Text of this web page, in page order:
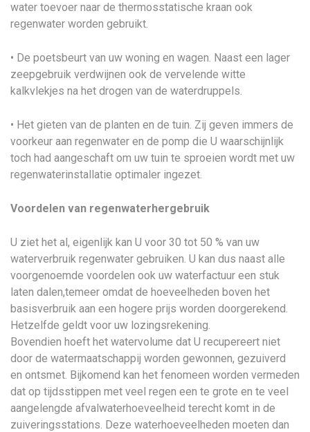
water toevoer naar de thermosstatische kraan ook
regenwater worden gebruikt.
• De poetsbeurt van uw woning en wagen. Naast een lager
zeepgebruik verdwijnen ook de vervelende witte
kalkvlekjes na het drogen van de waterdruppels.
• Het gieten van de planten en de tuin. Zij geven immers de
voorkeur aan regenwater en de pomp die U waarschijnlijk
toch had aangeschaft om uw tuin te sproeien wordt met uw
regenwaterinstallatie optimaler ingezet.
Voordelen van regenwaterhergebruik
U ziet het al, eigenlijk kan U voor 30 tot 50 % van uw
waterverbruik regenwater gebruiken. U kan dus naast alle
voorgenoemde voordelen ook uw waterfactuur een stuk
laten dalen,temeer omdat de hoeveelheden boven het
basisverbruik aan een hogere prijs worden doorgerekend.
Hetzelfde geldt voor uw lozingsrekening.
Bovendien hoeft het watervolume dat U recupereert niet
door de watermaatschappij worden gewonnen, gezuiverd
en ontsmet. Bijkomend kan het fenomeen worden vermeden
dat op tijdsstippen met veel regen een te grote en te veel
aangelengde afvalwaterhoeveelheid terecht komt in de
zuiveringsstations. Deze waterhoeveelheden moeten dan